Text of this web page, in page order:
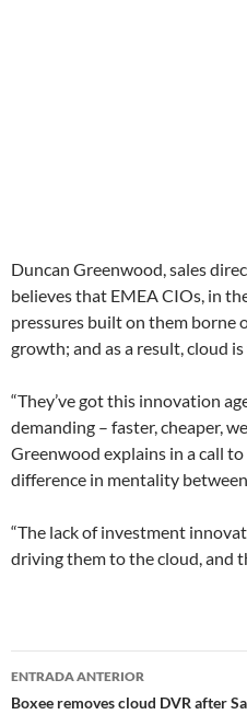
Duncan Greenwood, sales
believes that EMEA CIOs, in
pressures built on them borne
growth; and as a result, cloud
“They’ve got this innovation
demanding – faster, cheaper,
Greenwood explains in a call to
difference in mentality
“The lack of investment
driving them to the cloud, and
Navegador
de
ENTRADA ANTERIOR
Boxee removes cloud DVR after